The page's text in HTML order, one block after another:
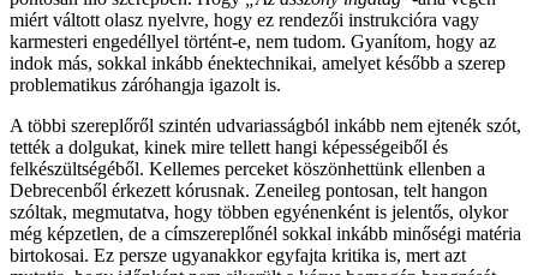
miért váltott olasz nyelvre, hogy ez rendezői instrukcióra vagy
karmesteri engedéllyel történt-e, nem tudom. Gyanítom, hogy az
indok más, sokkal inkább énektechnikai, amelyet később a szerep
problematikus záróhangja igazolt is.
A többi szereplőről szintén udvariasságból inkább nem ejtenék szót,
tették a dolgukat, kinek mire tellett hangi képességeiből és
felkészültségéből. Kellemes perceket köszönhettünk ellenben a
Debrecenből érkezett kórusnak. Zeneileg pontosan, telt hangon
szóltak, megmutatva, hogy többen egyénenként is jelentős, olykor
még képzetlen, de a címszereplőnél sokkal inkább minőségi matéria
birtokosai. Ez persze ugyanakkor egyfajta kritika is, mert azt